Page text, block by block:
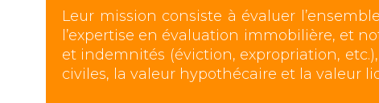
Leur mission consiste à évaluer
l’expertise en évaluation immobilière, et
et indemnités (éviction, expropriation,
civiles, la valeur hypothécaire et la valeur